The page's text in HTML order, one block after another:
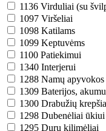
1136 Virduliai (su
1097 Viršeliai
1098 Katilams
1099 Keptuvėms
1100 Patiekimui
1340 Interjerui
1288 Namų
1309 Baterijos,
1300 Drabužių
1298 Dubenėliai ūkiui
1295 Durų kilimėliai